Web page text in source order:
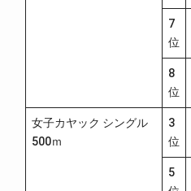
7
位
8
位
女子カヤック シングル
500ｍ
3
位
5